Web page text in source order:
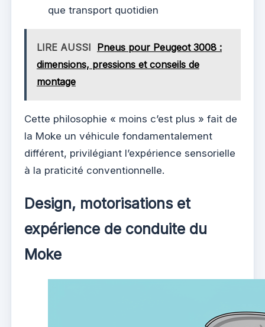
que transport quotidien
LIRE AUSSI Pneus pour Peugeot 3008 :
dimensions, pressions et conseils de
montage
Cette philosophie « moins c’est plus » fait de
la Moke un véhicule fondamentalement
différent, privilégiant l’expérience sensorielle
à la praticité conventionnelle.
Design, motorisations et
expérience de conduite du
Moke